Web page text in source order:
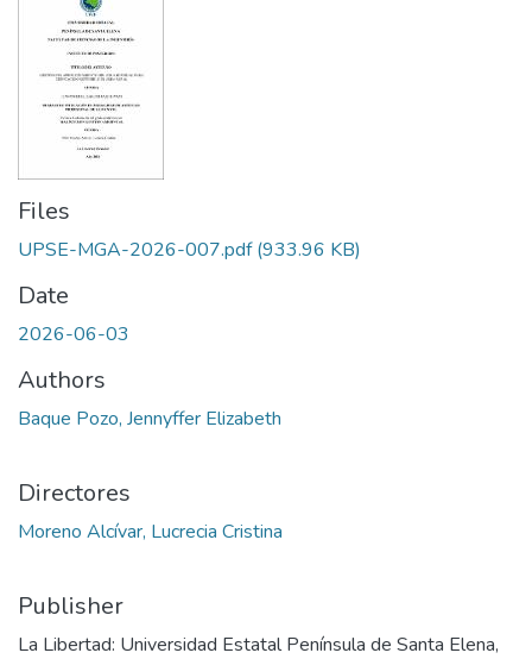
Files
UPSE-MGA-2026-007.pdf(933.96 KB)
Date
2026-06-03
Authors
Baque Pozo, Jennyffer Elizabeth
Directores
Moreno Alcívar, Lucrecia Cristina
Publisher
La Libertad: Universidad Estatal Península de Santa Elena,